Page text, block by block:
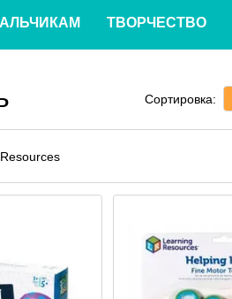
ТВОРЧЕСТВО
Сортировка: